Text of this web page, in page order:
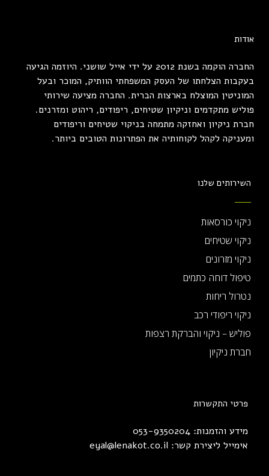
אודות
החברה הוקמה בשנת 2012 על ידי אייל שושני. היוזמה הגיעה
בעקבות הצלחתו של העסק המשפחתי הוותיק, המוכר ובעל
המוניטין המוצלח בארצות הברית. החברה מציעה שירותי
פוליש מתקדמים וניקיון שטיחים, ריפודים, ריהוט ומזרנים.
חברת ניקיון ואחזקה מתמחה בניקוי שטיחים וריפודים
ומעניקה לקהל לקוחותיה את הפתרונות הטובים ביותר.
השירותים שלנו
ניקוי כורסאות
ניקוי שטיחים
ניקוי מזרונים
טיפול דוחה כתמים
נטרול ריחות
ניקוי ריפודי רכב
פוליש – ניקוי והברקת רצפות
חברת ניקיון
פרטי התקשרות
מידע והזמנות: 053-9350204
אימייל ליצירת קשר: eyal@lenakot.co.il